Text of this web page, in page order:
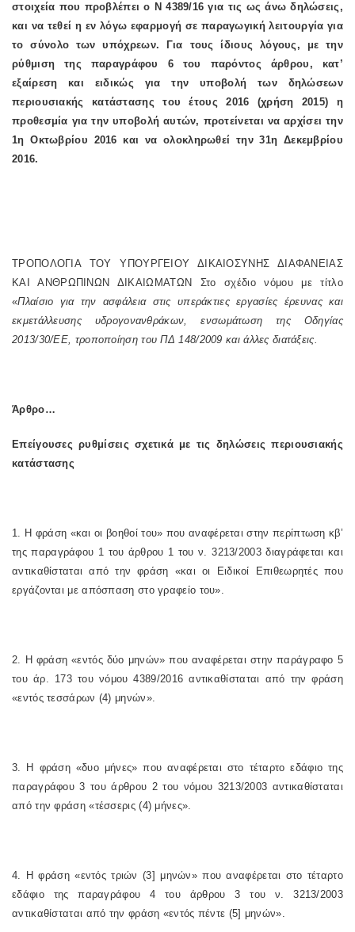
στοιχεία που προβλέπει ο Ν 4389/16 για τις ως άνω δηλώσεις,
και να τεθεί η εν λόγω εφαρμογή σε παραγωγική λειτουργία για
το σύνολο των υπόχρεων. Για τους ίδιους λόγους, με την
ρύθμιση της παραγράφου 6 του παρόντος άρθρου, κατ’
εξαίρεση και ειδικώς για την υποβολή των δηλώσεων
περιουσιακής κατάστασης του έτους 2016 (χρήση 2015) η
προθεσμία για την υποβολή αυτών, προτείνεται να αρχίσει την
1η Οκτωβρίου 2016 και να ολοκληρωθεί την 31η Δεκεμβρίου
2016.
ΤΡΟΠΟΛΟΓΙΑ TOY ΥΠΟΥΡΓΕΙΟΥ ΔΙΚΑΙΟΣΥΝΗΣ ΔΙΑΦΑΝΕΙΑΣ
ΚΑΙ ΑΝΘΡΩΠΙΝΩΝ ΔΙΚΑΙΩΜΑΤΩΝ Στο σχέδιο νόμου με τίτλο
«Πλαίσιο για την ασφάλεια στις υπεράκτιες εργασίες έρευνας και
εκμετάλλευσης υδρογονανθράκων, ενσωμάτωση της Οδηγίας
2013/30/ΕΕ, τροποποίηση του ΠΔ 148/2009 και άλλες διατάξεις.
Άρθρο…
Επείγουσες ρυθμίσεις σχετικά με τις δηλώσεις περιουσιακής
κατάστασης
1. Η φράση «και οι βοηθοί του» που αναφέρεται στην περίπτωση κβ’
της παραγράφου 1 του άρθρου 1 του ν. 3213/2003 διαγράφεται και
αντικαθίσταται από την φράση «και οι Ειδικοί Επιθεωρητές που
εργάζονται με απόσπαση στο γραφείο του».
2. Η φράση «εντός δύο μηνών» που αναφέρεται στην παράγραφο 5
του άρ. 173 του νόμου 4389/2016 αντικαθίσταται από την φράση
«εντός τεσσάρων (4) μηνών».
3.
Η φράση «δυο μήνες» που αναφέρεται στο τέταρτο εδάφιο της
παραγράφου 3 του άρθρου 2 του νόμου 3213/2003 αντικαθίσταται
από την φράση «τέσσερις (4) μήνες».
4.
Η φράση «εντός τριών (3] μηνών» που αναφέρεται στο τέταρτο
εδάφιο της παραγράφου 4 του άρθρου 3 του ν. 3213/2003
αντικαθίσταται από την φράση «εντός πέντε (5] μηνών».